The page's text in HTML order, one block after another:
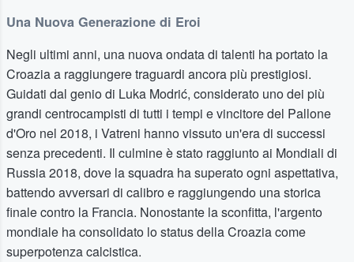
Una Nuova Generazione di Eroi
Negli ultimi anni, una nuova ondata di talenti ha portato la
Croazia a raggiungere traguardi ancora più prestigiosi.
Guidati dal genio di Luka Modrić, considerato uno dei più
grandi centrocampisti di tutti i tempi e vincitore del Pallone
d'Oro nel 2018, i Vatreni hanno vissuto un'era di successi
senza precedenti. Il culmine è stato raggiunto ai Mondiali di
Russia 2018, dove la squadra ha superato ogni aspettativa,
battendo avversari di calibro e raggiungendo una storica
finale contro la Francia. Nonostante la sconfitta, l'argento
mondiale ha consolidato lo status della Croazia come
superpotenza calcistica.